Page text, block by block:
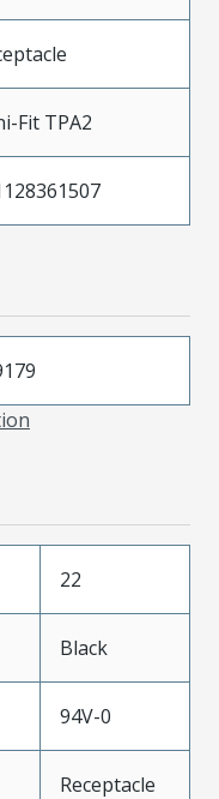
Fit TPA2
22
Black
94V-0
Receptacle